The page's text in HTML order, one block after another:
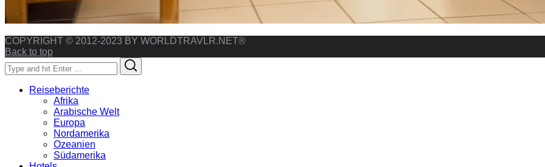
COPYRIGHT © 2012-2023 BY WORLDTRAVLR.NET®
Back to top
Search
for:
Reiseberichte
Afrika
Arabische Welt
Europa
Nordamerika
Ozeanien
Südamerika